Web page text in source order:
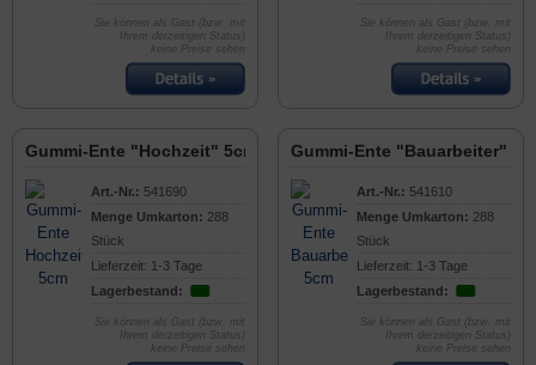
Sie können als Gast (bzw. mit
Ihrem derzeitigen Status)
keine Preise sehen
Sie können als Gast (bzw. mit
Ihrem derzeitigen Status)
keine Preise sehen
Gummi-Ente "Hochzeit" 5cm
Art.-Nr.: 541690
Menge Umkarton: 288
Stück
Lieferzeit: 1-3 Tage
Lagerbestand:
Sie können als Gast (bzw. mit
Ihrem derzeitigen Status)
keine Preise sehen
Gummi-Ente "Bauarbeiter"
Art.-Nr.: 541610
Menge Umkarton: 288
Stück
Lieferzeit: 1-3 Tage
Lagerbestand:
Sie können als Gast (bzw. mit
Ihrem derzeitigen Status)
keine Preise sehen